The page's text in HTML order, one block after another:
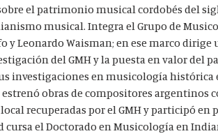
el patrimonio musical cordobés del
musical. Integra el Grupo de
y Leonardo Waisman; en ese marco
del GMH y la puesta en valor del
investigaciones en musicología histórica
obras de compositores argentinos
recuperadas por el GMH y participó en
cursa el Doctorado en Musicología en